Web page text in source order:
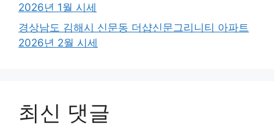
2026년 1월 시세
경상남도 김해시 신문동 더샵신문그리니티 아파트
2026년 2월 시세
최신 댓글